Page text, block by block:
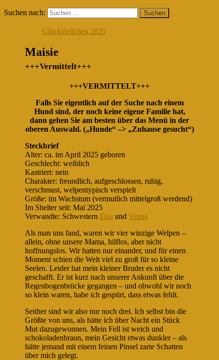
Suchen nach:
Glücksfellchen 2025
Maisie
+++Vermittelt+++
+++VERMITTELT+++
Falls Sie eigentlich auf der Suche nach einem
Hund sind, der noch keine eigene Familie hat,
dann gehen Sie am besten über das Menü in der
oberen Auswahl. („Hunde“ –> „Zuhause gesucht“)
Steckbrief
Alter: ca. im April 2025 geboren
Geschlecht: weiblich
Kastriert: nein
Charakter: freundlich, aufgeschlossen, ruhig,
verschmust, welpentypisch verspielt
Größe: im Wachstum (vermutlich mittelgroß werdend)
Im Shelter seit: Mai 2025
Verwandte: Schwestern Elsa und Venus
Als man uns fand, waren wir vier winzige Welpen –
allein, ohne unsere Mama, hilflos, aber nicht
hoffnungslos. Wir hatten nur einander, und für einen
Moment schien die Welt viel zu groß für so kleine
Seelen. Leider hat mein kleiner Bruder es nicht
geschafft. Er ist kurz nach unserer Ankunft über die
Regenbogenbrücke gegangen – und obwohl wir noch
so klein waren, habe ich gespürt, dass etwas fehlt.
Seither sind wir also nur noch drei. Ich selbst bin die
Größte von uns, als hätte ich über Nacht ein Stück
Mut dazugewonnen. Mein Fell ist weich und
schokoladenbraun, mein Gesicht etwas dunkler – als
hätte jemand mit einem feinen Pinsel zarte Schatten
über mich gelegt.